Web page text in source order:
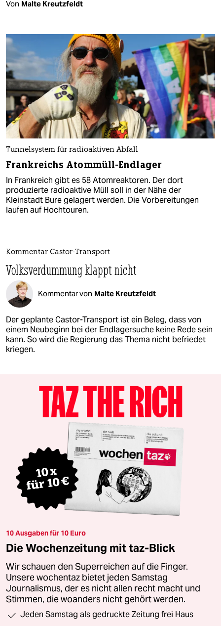
Von Malte Kreutzfeldt
Tunnelsystem für radioaktiven Abfall
Frankreichs Atommüll-Endlager
In Frankreich gibt es 58 Atomreaktoren. Der dort
produzierte radioaktive Müll soll in der Nähe der
Kleinstadt Bure gelagert werden. Die Vorbereitungen
laufen auf Hochtouren.
Kommentar Castor-Transport
Volksverdummung klappt nicht
Kommentar von Malte Kreutzfeldt
Der geplante Castor-Transport ist ein Beleg, dass von
einem Neubeginn bei der Endlagersuche keine Rede sein
kann. So wird die Regierung das Thema nicht befriedet
kriegen.
10 Ausgaben für 10 Euro
Die Wochenzeitung mit taz-Blick
Wir schauen den Superreichen auf die Finger.
Unsere wochentaz bietet jeden Samstag
Journalismus, der es nicht allen recht macht und
Stimmen, die woanders nicht gehört werden.
Jeden Samstag als gedruckte Zeitung frei Haus